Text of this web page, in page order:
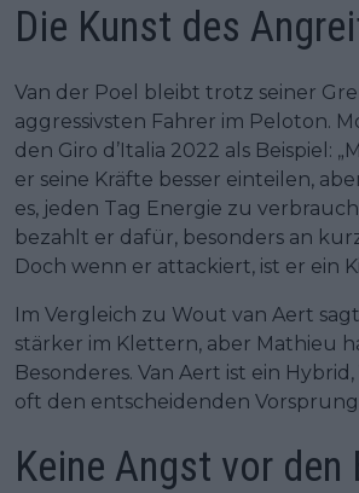
Die Kunst des
Van der Poel bleibt trotz seiner
aggressivsten Fahrer im Peloton.
den Giro d’Italia 2022 als Beispiel:
er seine Kräfte besser einteilen,
es, jeden Tag Energie zu
bezahlt er dafür, besonders an
Doch wenn er attackiert, ist er ein
Im Vergleich zu Wout van Aert
stärker im Klettern, aber Mathieu
Besonderes. Van Aert ist ein
oft den entscheidenden
Keine Angst vor den